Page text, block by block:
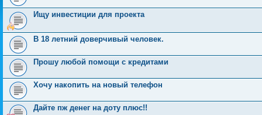
Ищу инвестиции для проекта
В 18 летний доверчивый человек.
Прошу любой помощи с кредитами
Хочу накопить на новый телефон
Дайте пж денег на доту плюс!!